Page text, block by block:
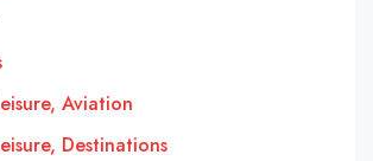
Aviation
Destinations